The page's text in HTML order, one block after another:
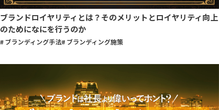
ブランドロイヤリティとは？そのメリットとロイヤリティ向上
のためになにを行うのか
# ブランディング手法# ブランディング施策